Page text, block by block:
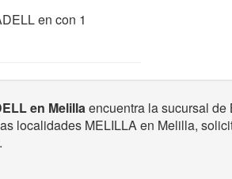
en con 1
en Melillaencuentra la sucursal
localidades MELILLA en Melilla,